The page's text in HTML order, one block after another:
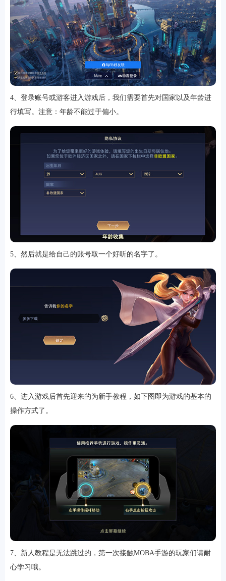
益智休闲 音乐游戏单机游戏战争策略
摄影美颜办公商务旅游出行金融理财娱乐
健康运动 生活购物地图导航主题桌面
4、登录账号或游客进入游戏后，我们需要首先对国家以及年龄进
行填写。注意：年龄不能过于偏小。
5、然后就是给自己的账号取一个好听的名字了。
6、进入游戏后首先迎来的为新手教程，如下图即为游戏的基本的
操作方式了。
7、新人教程是无法跳过的，第一次接触MOBA手游的玩家们请耐
心学习哦。